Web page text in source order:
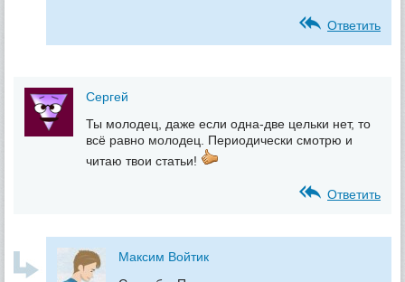
Ответить
Сергей
Ты молодец, даже если одна-две цельки нет, то
всё равно молодец. Периодически смотрю и
читаю твои статьи!
Ответить
Максим Войтик